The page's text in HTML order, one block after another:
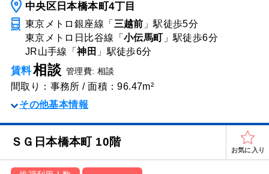
中央区日本橋本町4丁目
東京メトロ銀座線「 三越前 」駅徒歩5分
東京メトロ日比谷線「 小伝馬町 」駅徒歩6分
JR山手線「神田 」駅徒歩6分
賃料相談 管理費: 相談
間取り：事務所 / 面積：96.47m²
その他基本情報
ＳＧ⽇本橋本町 10階
お気に入り